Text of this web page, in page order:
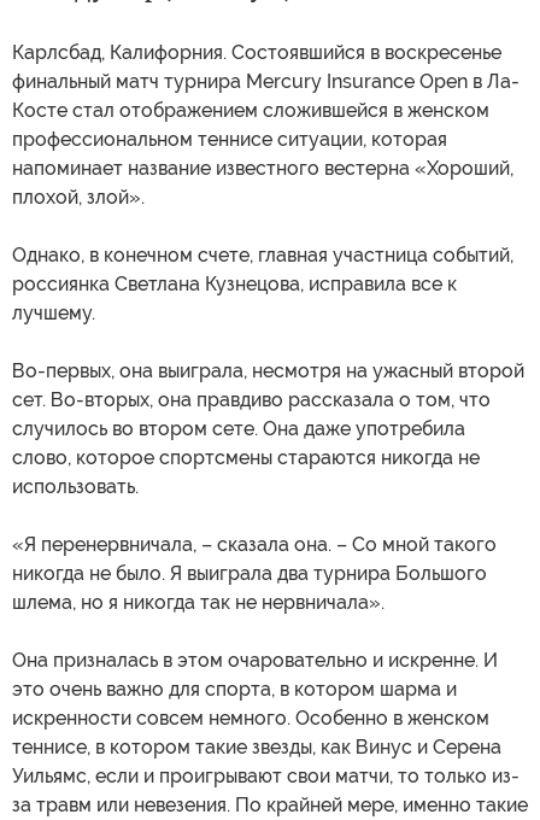
Карлсбад, Калифорния. Состоявшийся в воскресенье
финальный матч турнира Mercury Insurance Open в Ла-
Косте стал отображением сложившейся в женском
профессиональном теннисе ситуации, которая
напоминает название известного вестерна «Хороший,
плохой, злой».
Однако, в конечном счете, главная участница событий,
россиянка Светлана Кузнецова, исправила все к
лучшему.
Во-первых, она выиграла, несмотря на ужасный второй
сет. Во-вторых, она правдиво рассказала о том, что
случилось во втором сете. Она даже употребила
слово, которое спортсмены стараются никогда не
использовать.
«Я перенервничала, – сказала она. – Со мной такого
никогда не было. Я выиграла два турнира Большого
шлема, но я никогда так не нервничала».
Она призналась в этом очаровательно и искренне. И
это очень важно для спорта, в котором шарма и
искренности совсем немного. Особенно в женском
теннисе, в котором такие звезды, как Винус и Серена
Уильямс, если и проигрывают свои матчи, то только из-
за травм или невезения. По крайней мере, именно такие